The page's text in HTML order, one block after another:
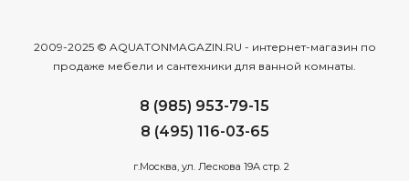
2009-2025 © AQUATONMAGAZIN.RU - интернет-магазин по
продаже мебели и сантехники для ванной комнаты.
8 (985) 953-79-15
8 (495) 116-03-65
г.Москва, ул. Лескова 19А стр. 2